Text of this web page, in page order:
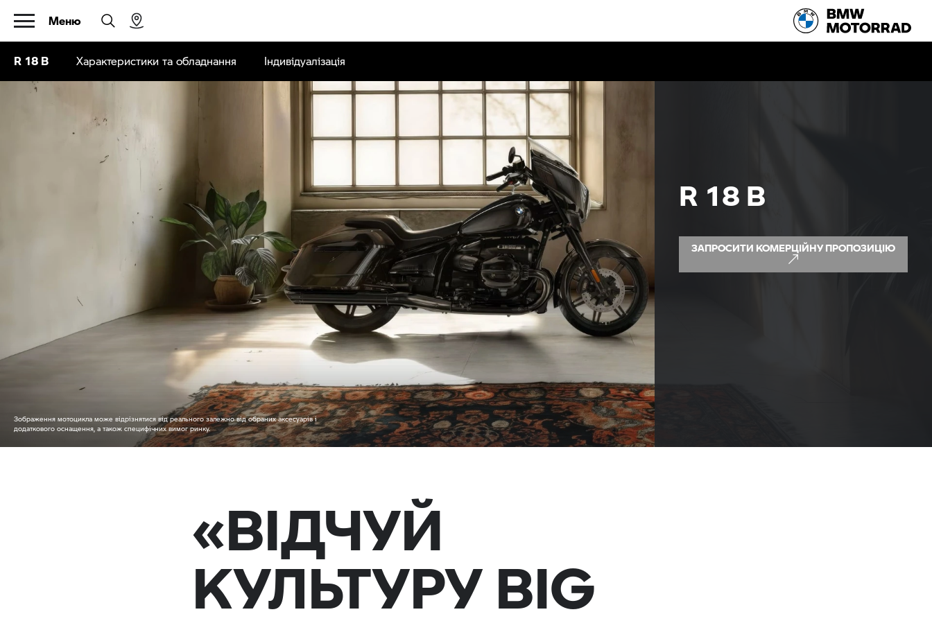
Меню
R 18 B Характеристики та обладнання Індивідуалізація
Зображення мотоцикла може відрізнятися від реального залежно від обраних аксесуарів і
додаткового оснащення, а також специфічних вимог ринку.
R 18 B
ЗАПРОСИТИ КОМЕРЦІЙНУ ПРОПОЗИЦІЮ
«ВІДЧУЙ
КУЛЬТУРУ BIG